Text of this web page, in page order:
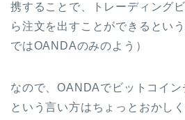
携することで、トレーディング
ら注文を出すことができるとい
ではOANDAのみのよう）
なので、OANDAでビットコイ
という言い方はちょっとおかし